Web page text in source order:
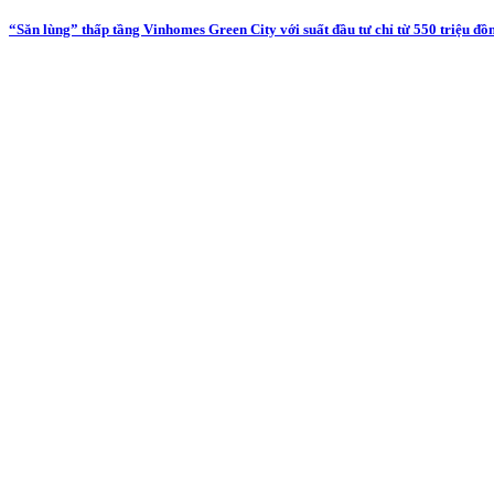
“Săn lùng” thấp tầng Vinhomes Green City với suất đầu tư chỉ từ 550 triệu